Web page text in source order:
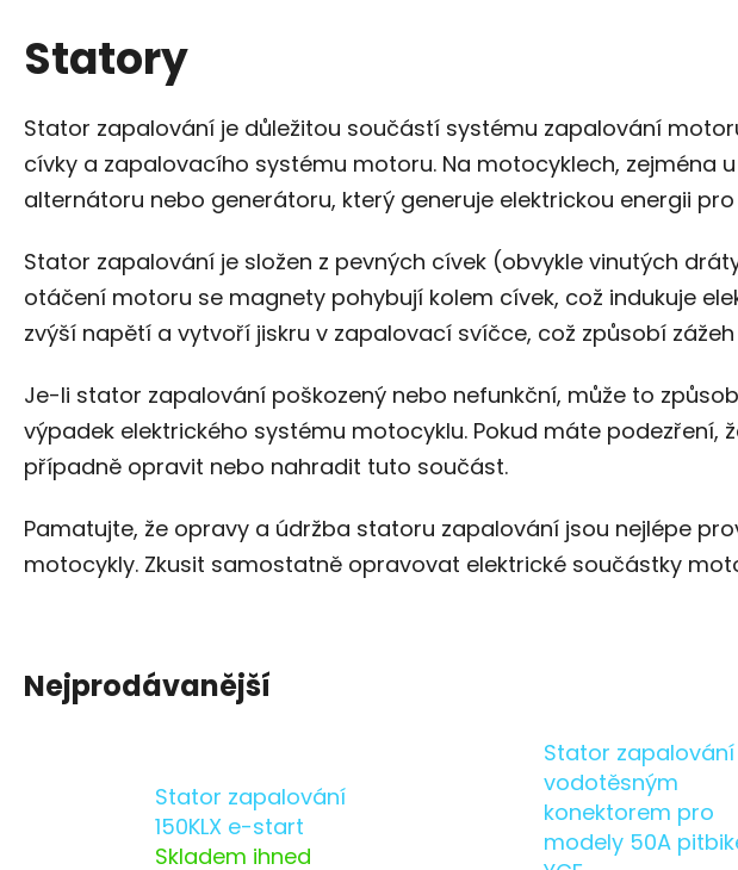
Statory
Stator zapalování je důležitou součástí systému zapalování
cívky a zapalovacího systému motoru. Na motocyklech,
alternátoru nebo generátoru, který generuje elektrickou energii
Stator zapalování je složen z pevných cívek (obvykle vinutých
otáčení motoru se magnety pohybují kolem cívek, což indukuje
zvýší napětí a vytvoří jiskru v zapalovací svíčce, což způsobí
Je-li stator zapalování poškozený nebo nefunkční, může to
výpadek elektrického systému motocyklu. Pokud máte
případně opravit nebo nahradit tuto součást.
Pamatujte, že opravy a údržba statoru zapalování jsou nejlépe
motocykly. Zkusit samostatně opravovat elektrické součástky
Nejprodávanější
Stator zapalování
150KLX e-start
Skladem ihned
Stator zapalování
vodotěsným
konektorem pro
modely 50A